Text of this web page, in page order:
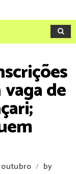
de
outubro /
by